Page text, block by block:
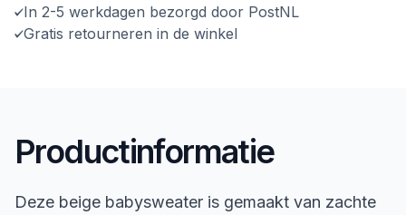
In 2-5 werkdagen bezorgd door PostNL
Gratis retourneren in de winkel
Productinformatie
Deze beige babysweater is gemaakt van zachte